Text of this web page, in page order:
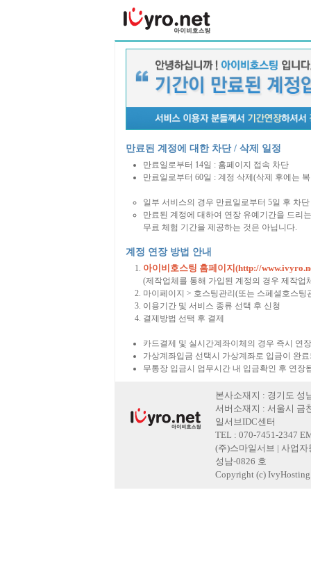
만료된 계정에 대한 차단 / 삭제 일정
만료일로부터 14일 : 홈페이지 접속 차단
만료일로부터 60일 : 계정 삭제(삭제 후에는
일부 서비스의 경우 만료일로부터 5일 후 차
만료된 계정에 대하여 연장 유예기간을 드리
무료 체험 기간을 제공하는 것은 아닙니다.
계정 연장 방법 안내
아이비호스팅 홈페이지(http://
(제작업체를 통해 가입된 계정의 경우 제작업
마이페이지 > 호스팅관리(또는 스페셜호스팅
이용기간 및 서비스 종류 선택 후 신청
결제방법 선택 후 결제
카드결제 및 실시간계좌이체의 경우 즉시 연
가상계좌입금 선택시 가상계좌로 입금이 완
무통장 입금시 업무시간 내 입금확인 후 연장
본사소재지 : 경기도 성
서버소재지 : 서울시 금
일서브IDC센터
TEL : 070-7451-2347
(주)스마일서브 | 사업
성남-0826 호
Copyright (c)